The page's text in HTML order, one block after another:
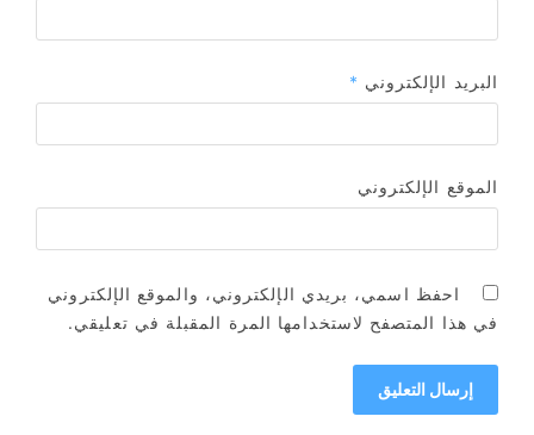
البريد الإلكتروني *
الموقع الإلكتروني
احفظ اسمي، بريدي الإلكتروني، والموقع الإلكتروني
في هذا المتصفح لاستخدامها المرة المقبلة في تعليقي.